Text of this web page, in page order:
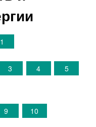
1
3 4
5
9 10